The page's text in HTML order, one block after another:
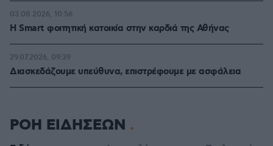
Η Smart φοιτητική κατοικία στην καρδιά της Αθήνας
03.08.2026, 10:56
Διασκεδάζουμε υπεύθυνα, επιστρέφουμε με ασφάλεια
29.07.2026, 09:39
ΡΟΗ ΕΙΔΗΣΕΩΝ